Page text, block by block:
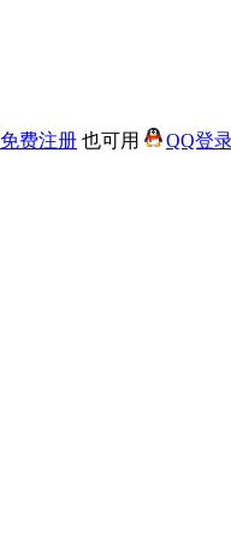
免费注册 也可用 QQ登